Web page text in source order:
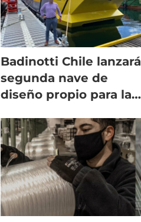
Badinotti Chile lanzará
segunda nave de
diseño propio para la